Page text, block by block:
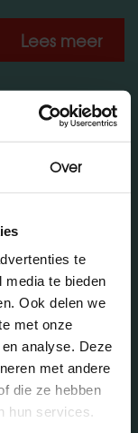
Over
te
te bieden
Ook delen we
met onze
analyse. Deze
met andere
die ze hebben
hun services.
Lees meer